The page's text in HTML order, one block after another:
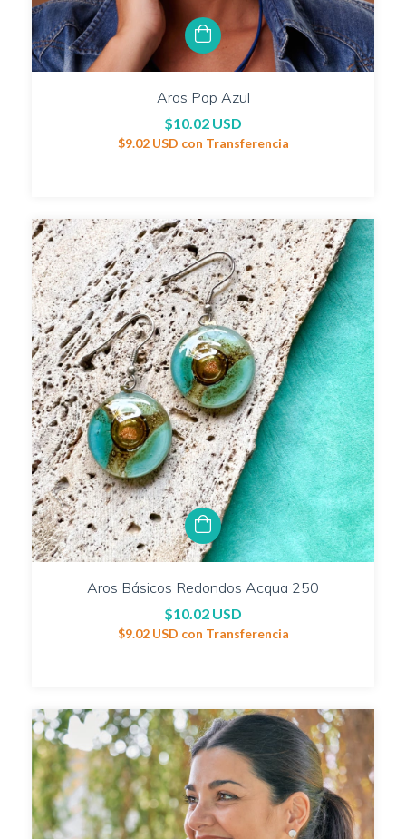
Aros Pop Azul
$10.02 USD
$9.02 USD con Transferencia
Aros Básicos Redondos Acqua 250
$10.02 USD
$9.02 USD con Transferencia